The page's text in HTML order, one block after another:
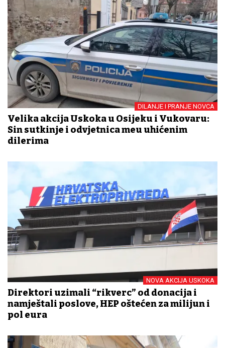
DILANJE I PRANJE NOVCA
Velika akcija Uskoka u Osijeku i Vukovaru:
Sin sutkinje i odvjetnica među uhićenim
dilerima
NOVA AKCIJA USKOKA
Direktori uzimali “rikverc” od donacija i
namještali poslove, HEP oštećen za milijun i
pol eura